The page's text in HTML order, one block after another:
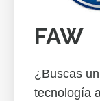
FAW
¿Buscas
tecnología